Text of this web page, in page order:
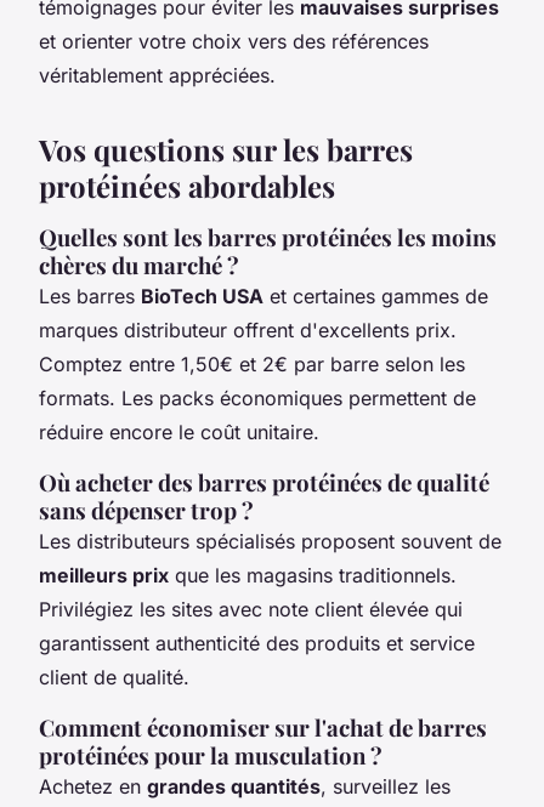
témoignages pour éviter les mauvaises surprises
et orienter votre choix vers des références
véritablement appréciées.
Vos questions sur les barres
protéinées abordables
Quelles sont les barres protéinées les moins
chères du marché ?
Les barres BioTech USA et certaines gammes de
marques distributeur offrent d'excellents prix.
Comptez entre 1,50€ et 2€ par barre selon les
formats. Les packs économiques permettent de
réduire encore le coût unitaire.
Où acheter des barres protéinées de qualité
sans dépenser trop ?
Les distributeurs spécialisés proposent souvent de
meilleurs prix que les magasins traditionnels.
Privilégiez les sites avec note client élevée qui
garantissent authenticité des produits et service
client de qualité.
Comment économiser sur l'achat de barres
protéinées pour la musculation ?
Achetez en grandes quantités, surveillez les